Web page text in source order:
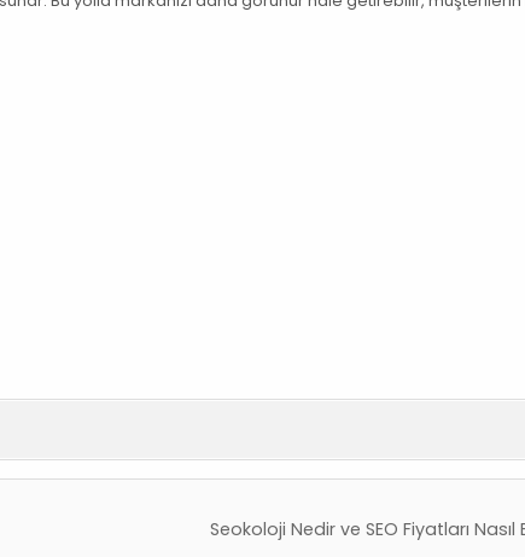
Seokoloji Nedir ve SEO Fiyatları